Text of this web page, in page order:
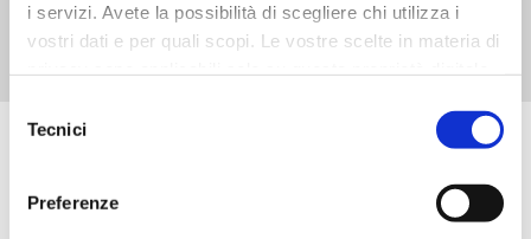
i servizi. Avete la possibilità di scegliere chi utilizza i
vostri dati e per quali scopi. Le vostre scelte in materia di
modificare o revocare il proprio consenso in qualsiasi
momento dalla Dichiarazione sui cookie o facendo clic
delTecnici
Preferenze
ALTRE NEWS